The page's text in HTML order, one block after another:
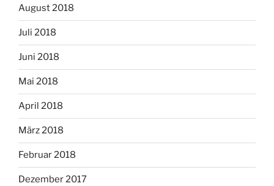
August 2018
Juli 2018
Juni 2018
Mai 2018
April 2018
März 2018
Februar 2018
Dezember 2017